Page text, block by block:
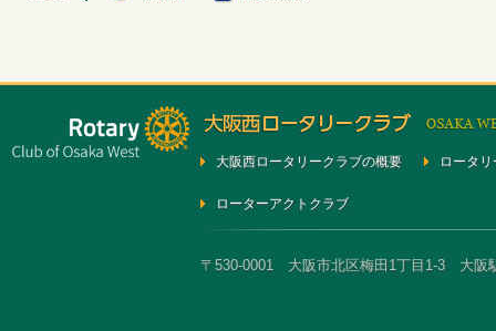
大阪西ロータリークラブの概要 ロータ
ローターアクトクラブ
〒530-0001 大阪市北区梅田1丁目1-3 大阪